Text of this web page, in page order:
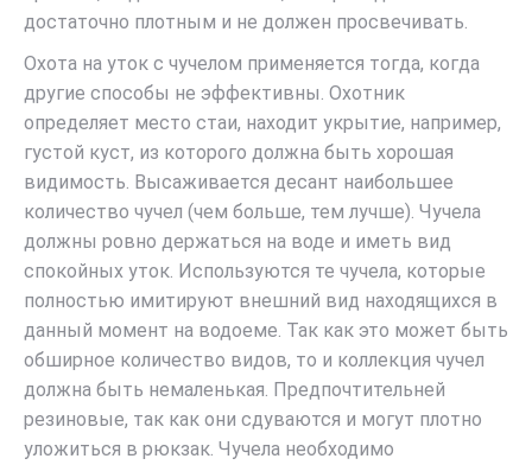
достаточно плотным и не должен просвечивать.
Охота на уток с чучелом применяется тогда, когда
другие способы не эффективны. Охотник
определяет место стаи, находит укрытие, например,
густой куст, из которого должна быть хорошая
видимость. Высаживается десант наибольшее
количество чучел (чем больше, тем лучше). Чучела
должны ровно держаться на воде и иметь вид
спокойных уток. Используются те чучела, которые
полностью имитируют внешний вид находящихся в
данный момент на водоеме. Так как это может быть
обширное количество видов, то и коллекция чучел
должна быть немаленькая. Предпочтительней
резиновые, так как они сдуваются и могут плотно
уложиться в рюкзак. Чучела необходимо